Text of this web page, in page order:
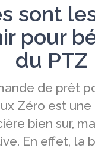
sont
pour
du PTZ
de prêt
Zéro est
bien sur,
En effet, la